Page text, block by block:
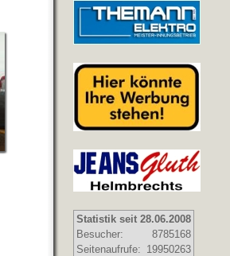
Statistik seit 28.06.2008
Besucher:
8785168
Seitenaufrufe: 19950263